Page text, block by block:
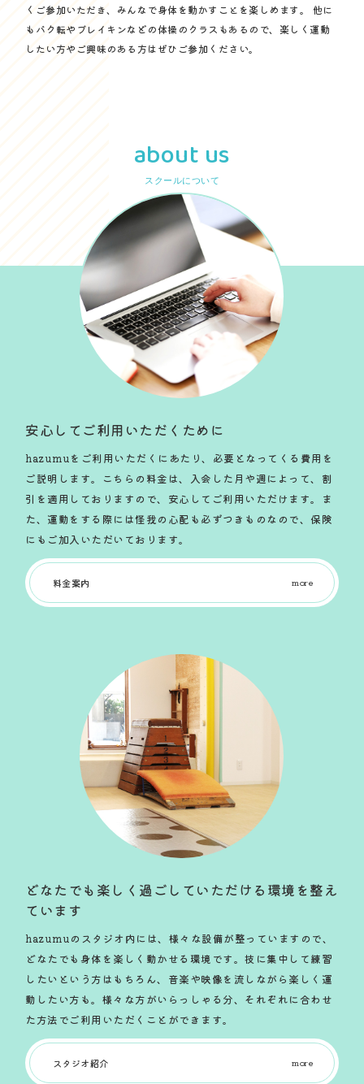
くご参加いただき、みんなで身体を動かすことを楽しめます。 他に
もバク転やブレイキンなどの体操のクラスもあるので、楽しく運動
したい方やご興味のある方はぜひご参加ください。
about us
スクールについて
安心してご利用いただくために
hazumuをご利用いただくにあたり、必要となってくる費用を
ご説明します。こちらの料金は、入会した月や週によって、割
引を適用しておりますので、安心してご利用いただけます。ま
た、運動をする際には怪我の心配も必ずつきものなので、保険
にもご加入いただいております。
料金案内
どなたでも楽しく過ごしていただける環境を整え
ています
hazumuのスタジオ内には、様々な設備が整っていますので、
どなたでも身体を楽しく動かせる環境です。技に集中して練習
したいという方はもちろん、音楽や映像を流しながら楽しく運
動したい方も。様々な方がいらっしゃる分、それぞれに合わせ
た方法でご利用いただくことができます。
スタジオ紹介